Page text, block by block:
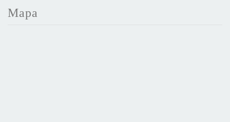
Mapa